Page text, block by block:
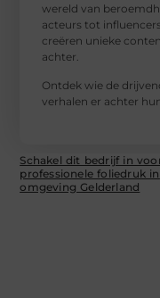
wereld van
acteurs tot
creëren unieke
achter.
Ontdek wie de
verhalen er achter
Schakel dit bedrijf in
professionele foliedruk in
omgeving Gelderland